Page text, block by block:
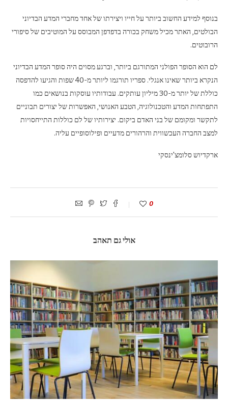
בנוסף למידע החשוב ביותר על חייו ויצירתו של אחד מחברי המדע הבדיוני
הבולטים, האתר מכיל משחק בכורה בדפדפן המבוסס על המוטיבים של סיפורי
הרובוטים.
לם הוא הסופר הפולני המתורגם ביותר, וברגע מסוים היה סופר המדע הבדיוני
הנקרא ביותר שאינו אנגלי. ספריו תורגמו ליותר מ-40 שפות והגיעו להדפסה
כוללת של יותר מ-30 מיליון עותקים. עבודותיו עוסקות בנושאים כמו
התפתחות המדע והטכנולוגיה, הטבע האנושי, האפשרות של יצורים תבוניים
לתקשר ומקומם של בני האדם ביקום. יצירותיו של לם כוללות התייחסויות
למצב החברה העכשווית והרהורים מדעיים ופילוסופיים עליה.
ארקדיוש סלומצ'ינסקי
0
אולי גם תאהב